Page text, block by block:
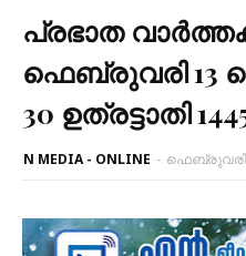
പ്രഭാത
ഫെബ്രുവരി 13
30 ഉത്രട്ടാതി
N MEDIA - ONLINE - ഫെബ്രുവരി